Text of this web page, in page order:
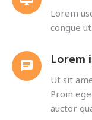
Lorem
congue
Lorem
Ut sit
Proin
auctor